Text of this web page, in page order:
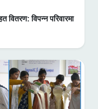
वितरण: विपन्न परिवारमा